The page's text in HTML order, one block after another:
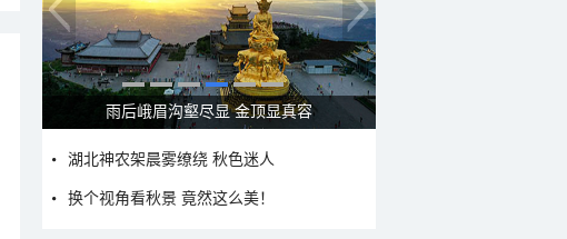
秋意浓 蓝天映衬下的哈尔滨伏尔加庄园
湖北神农架晨雾缭绕 秋色迷人
换个视角看秋景 竟然这么美！